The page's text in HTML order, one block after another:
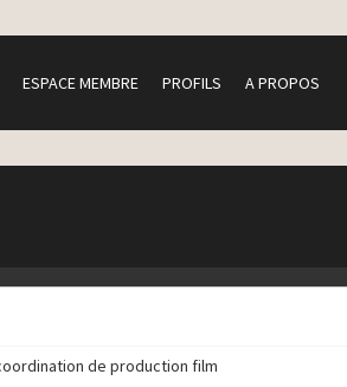
ESPACE MEMBRE PROFILS A PROPOS
de production film